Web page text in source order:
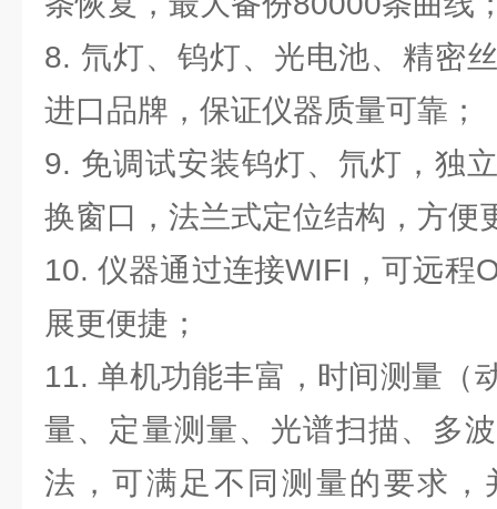
8. 氘灯、钨灯、光电池、精密
进口品牌，保证仪器质量可靠；
9. 免调试安装钨灯、氘灯，独
换窗口，法兰式定位结构，方便
10. 仪器通过连接WIFI，可远程
展更便捷；
11. 单机功能丰富，时间测量（
量、定量测量、光谱扫描、多
法，可满足不同测量的要求，